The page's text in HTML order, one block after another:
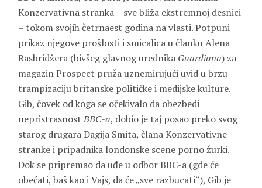
Konzervativna stranka – sve bliža ekstremnoj desnici
– tokom svojih četrnaest godina na vlasti. Potpuni
prikaz njegove prošlosti i smicalica u članku Alena
Rasbridžera (bivšeg glavnog urednika Guardiana) za
magazin Prospect pruža uznemirujući uvid u brzu
trampizaciju britanske političke i medijske kulture.
Gib, čovek od koga se očekivalo da obezbedi
nepristrasnost BBC-a, dobio je taj posao preko svog
starog drugara Dagija Smita, člana Konzervativne
stranke i pripadnika londonske scene porno žurki.
Dok se pripremao da uđe u odbor BBC-a (gde će
obećati, baš kao i Vajs, da će „sve razbucati“), Gib je